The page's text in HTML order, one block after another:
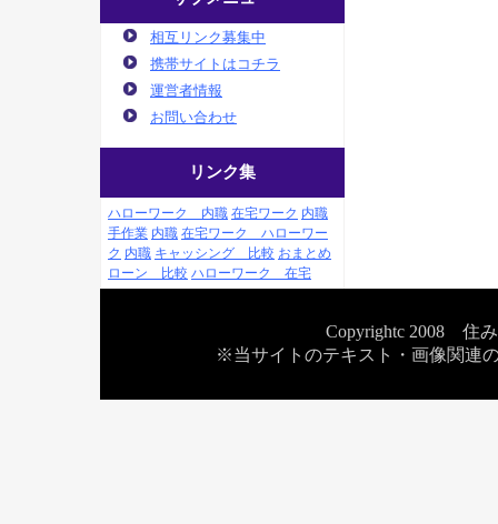
相互リンク募集中
携帯サイトはコチラ
運営者情報
お問い合わせ
リンク集
ハローワーク 内職 在宅ワーク 内職
手作業 内職 在宅ワーク ハローワー
ク 内職 キャッシング 比較 おまとめ
ローン 比較 ハローワーク 在宅
Copyrightc 2008 住
※当サイトのテキスト・画像関連